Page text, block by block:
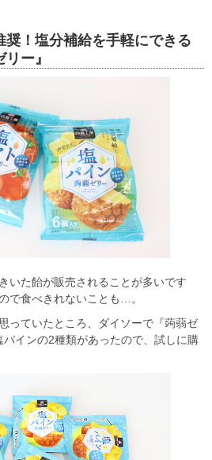
奨！塩分補給を手軽にできる
ー』
いた飴が販売されることが多いです
で食べきれないことも…。
っていたところ、ダイソーで『蒟蒻ゼ
パインの2種類があったので、試しに購